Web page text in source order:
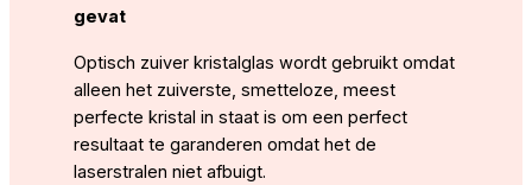
gevat
Optisch zuiver kristalglas wordt gebruikt omdat
alleen het zuiverste, smetteloze, meest
perfecte kristal in staat is om een perfect
resultaat te garanderen omdat het de
laserstralen niet afbuigt.